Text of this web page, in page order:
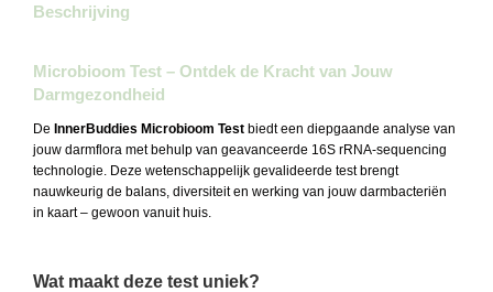
Beschrijving
Microbioom Test – Ontdek de Kracht van Jouw
Darmgezondheid
De InnerBuddies Microbioom Test biedt een diepgaande analyse van
jouw darmflora met behulp van geavanceerde 16S rRNA-sequencing
technologie. Deze wetenschappelijk gevalideerde test brengt
nauwkeurig de balans, diversiteit en werking van jouw darmbacteriën
in kaart – gewoon vanuit huis.
Wat maakt deze test uniek?